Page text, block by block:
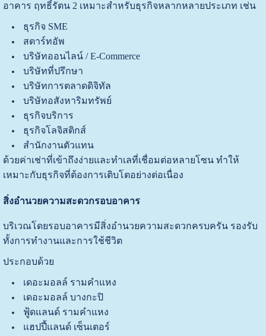
อาคาร ฤทธิ์รัตน 2 เหมาะสำหรับธุรกิจหลากหลายประเภท เช่น
ธุรกิจ SME
สตาร์ทอัพ
บริษัทออนไลน์ / E-Commerce
บริษัทที่ปรึกษา
บริษัทการตลาดดิจิทัล
บริษัทอสังหาริมทรัพย์
ธุรกิจบริการ
ธุรกิจโลจิสติกส์
สำนักงานตัวแทน
ด้วยค่าเช่าที่เข้าถึงง่ายและทำเลที่เชื่อมต่อหลายโซน ทำให้
เหมาะกับธุรกิจที่ต้องการเติบโตอย่างต่อเนื่อง
สิ่งอำนวยความสะดวกรอบอาคาร
บริเวณโดยรอบอาคารมีสิ่งอำนวยความสะดวกครบครัน รองรับ
ทั้งการทำงานและการใช้ชีวิต
ประกอบด้วย
เดอะมอลล์ รามคำแหง
เดอะมอลล์ บางกะปิ
ฟู้ดแลนด์ รามคำแหง
แฮปปี้แลนด์ เซ็นเตอร์